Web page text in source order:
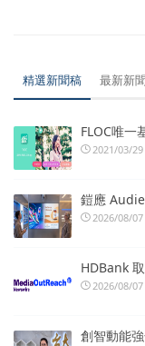
精選新聞稿 最新新
FLOC唯一
2021/03/29
鎧應
2026/08/07
HDBank
2026/08/07
創智動能